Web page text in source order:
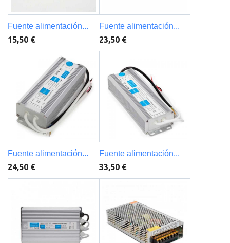
Fuente alimentación...
15,50 €
Fuente alimentación...
23,50 €
Fuente alimentación...
24,50 €
Fuente alimentación...
33,50 €